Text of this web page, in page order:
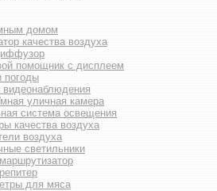
домом
качества воздуха
помощник с дисплеем
погоды
уличная камера
система освещения
качества воздуха
воздуха
светильники
для мяса